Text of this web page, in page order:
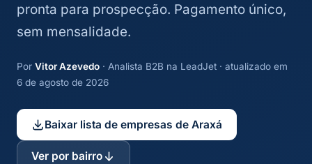
pronta para prospecção. Pagamento único,
sem mensalidade.
Por Vitor Azevedo · Analista B2B na LeadJet · atualizado em
6 de agosto de 2026
Baixar lista de empresas de Araxá
Ver por bairro